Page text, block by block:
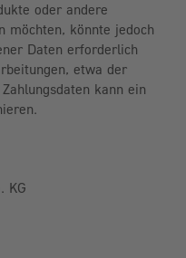
oder andere
möchten, könnte jedoch
Daten erforderlich
etwa der
kann ein
KG